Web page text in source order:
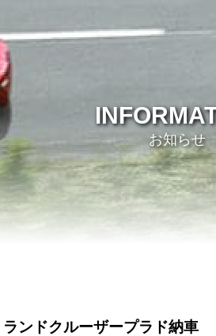
お知らせ
ランドクルーザープラド納車